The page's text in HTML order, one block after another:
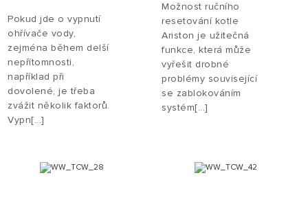
Pokud jde o vypnutí
ohřívače vody,
zejména během delší
nepřítomnosti,
například při
dovolené, je třeba
zvážit několik faktorů.
Vypn[...]
Možnost ručního
resetování kotle
Ariston je užitečná
funkce, která může
vyřešit drobné
problémy související
se zablokováním
systém[...]